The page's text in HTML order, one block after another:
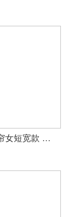
儿童房窗帘女短宽款 遮光布飘窗短帘简约现代儿童卧室租房平面窗帘 航海-绿色 宽4.0米X高2.0米打孔款一片